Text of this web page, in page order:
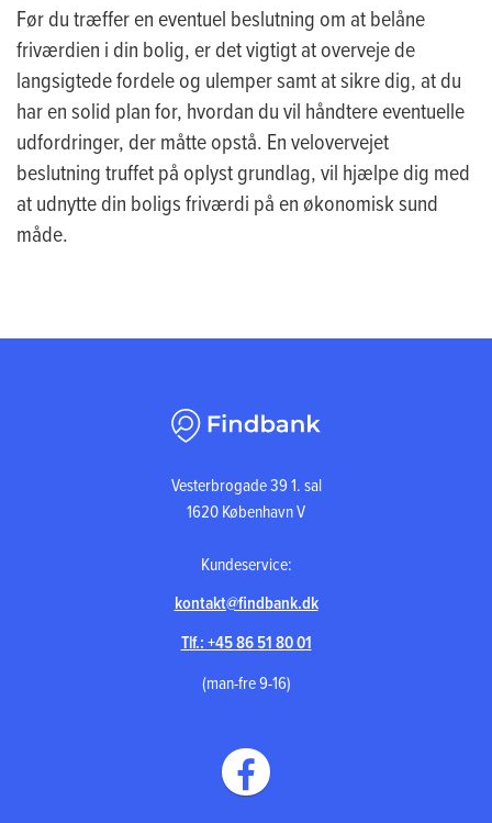
Før du træffer en eventuel beslutning om at belåne
friværdien i din bolig, er det vigtigt at overveje de
langsigtede fordele og ulemper samt at sikre dig, at du
har en solid plan for, hvordan du vil håndtere eventuelle
udfordringer, der måtte opstå. En velovervejet
beslutning truffet på oplyst grundlag, vil hjælpe dig med
at udnytte din boligs friværdi på en økonomisk sund
måde.
Vesterbrogade 39 1. sal
1620 København V
Kundeservice:
kontakt@findbank.dk
Tlf.: +45 86 51 80 01
(man-fre 9-16)